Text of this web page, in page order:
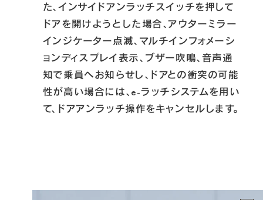
た、インサイドアンラッチスイッチを押して
ドアを開けようとした場合、アウターミラー
インジケーター点滅、マルチインフォメーシ
ョンディスプレイ表示、ブザー吹鳴、音声通
知で乗員へお知らせし、ドアとの衝突の可能
性が高い場合には、e-ラッチシステムを用い
て、ドアアンラッチ操作をキャンセルします。